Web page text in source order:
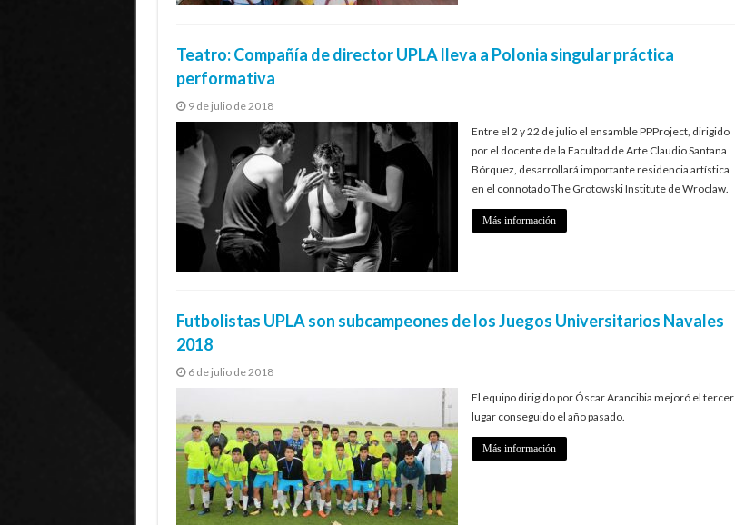
Teatro: Compañía de director UPLA lleva a Polonia singular práctica
performativa
9 de julio de 2018
Entre el 2 y 22 de julio el ensamble PPProject, dirigido
por el docente de la Facultad de Arte Claudio Santana
Bórquez, desarrollará importante residencia artística
en el connotado The Grotowski Institute de Wroclaw.
Más información
Futbolistas UPLA son subcampeones de los Juegos Universitarios Navales
2018
6 de julio de 2018
El equipo dirigido por Óscar Arancibia mejoró el tercer
lugar conseguido el año pasado.
Más información